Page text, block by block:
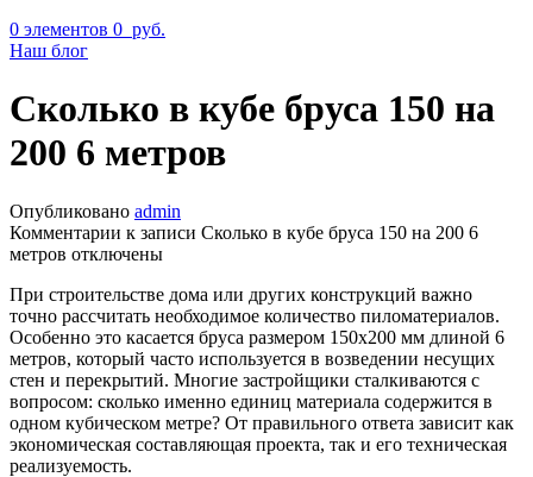
0 элементов 0 руб.
Наш блог
Сколько в кубе бруса 150 на
200 6 метров
Опубликовано admin
Комментарии к записи Сколько в кубе бруса 150 на 200 6
метров отключены
При строительстве дома или других конструкций важно
точно рассчитать необходимое количество пиломатериалов.
Особенно это касается бруса размером 150х200 мм длиной 6
метров, который часто используется в возведении несущих
стен и перекрытий. Многие застройщики сталкиваются с
вопросом: сколько именно единиц материала содержится в
одном кубическом метре? От правильного ответа зависит как
экономическая составляющая проекта, так и его техническая
реализуемость.